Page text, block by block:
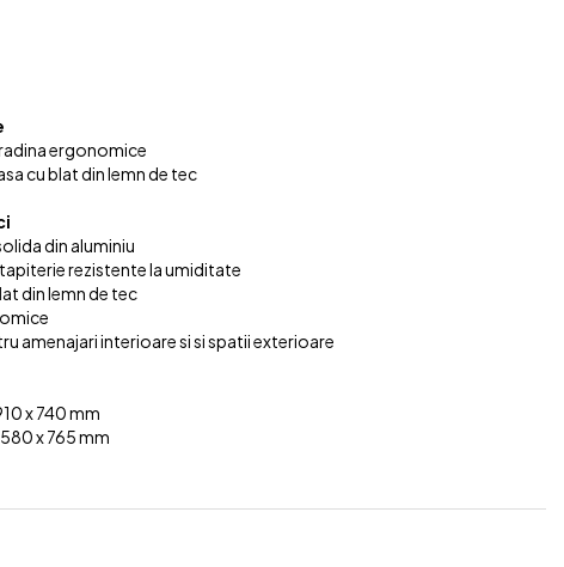
ergonomice
cu blat din lemn de tec
din aluminiu
rezistente la umiditate
din lemn de tec
amenajari interioare si si spatii exterioare
x 740 mm
x 765 mm